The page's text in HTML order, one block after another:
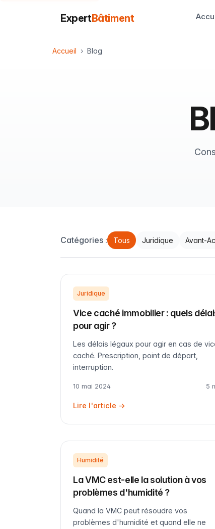
ExpertBâtiment
Accueil Blog
Catégories : Tous Juridique Avant-
Juridique
Vice caché immobilier : quels
pour agir ?
Les délais légaux pour agir en cas de
caché. Prescription, point de départ,
interruption.
10 mai 2024 5
Lire l'article →
Humidité
La VMC est-elle la solution à vos
problèmes d'humidité ?
Quand la VMC peut résoudre vos
problèmes d'humidité et quand elle ne